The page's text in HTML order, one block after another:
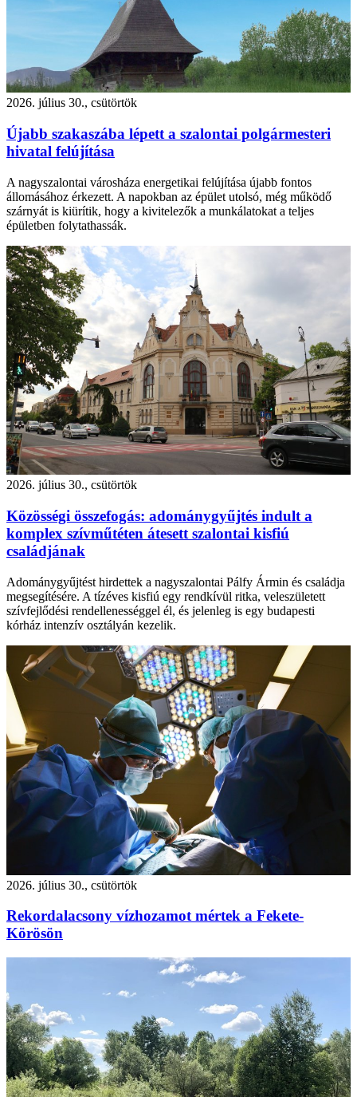
2026. július 30., csütörtök
Újabb szakaszába lépett a szalontai polgármesteri
hivatal felújítása
A nagyszalontai városháza energetikai felújítása újabb fontos
állomásához érkezett. A napokban az épület utolsó, még működő
szárnyát is kiürítik, hogy a kivitelezők a munkálatokat a teljes
épületben folytathassák.
2026. július 30., csütörtök
Közösségi összefogás: adománygyűjtés indult a
komplex szívműtéten átesett szalontai kisfiú
családjának
Adománygyűjtést hirdettek a nagyszalontai Pálfy Ármin és családja
megsegítésére. A tízéves kisfiú egy rendkívül ritka, veleszületett
szívfejlődési rendellenességgel él, és jelenleg is egy budapesti
kórház intenzív osztályán kezelik.
2026. július 30., csütörtök
Rekordalacsony vízhozamot mértek a Fekete-
Körösön